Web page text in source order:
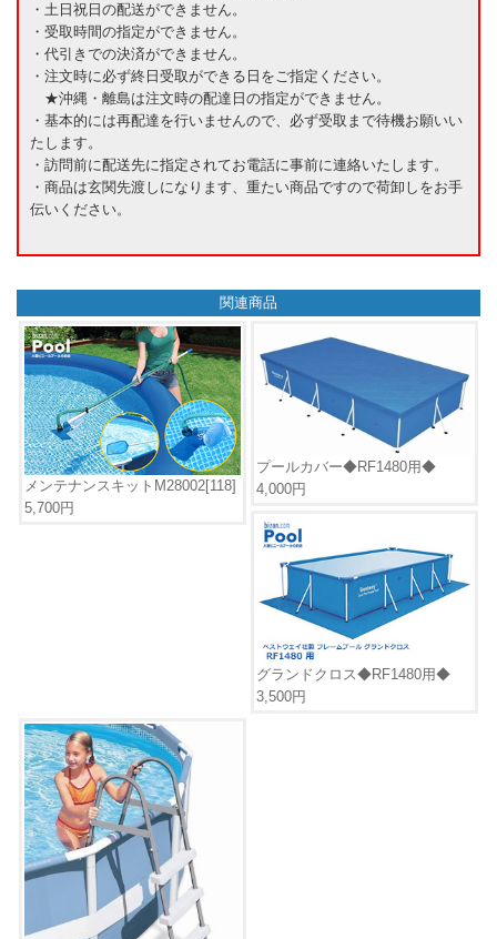
・土日祝日の配送ができません。
・受取時間の指定ができません。
・代引きでの決済ができません。
・注文時に必ず終日受取ができる日をご指定ください。
★沖縄・離島は注文時の配達日の指定ができません。
・基本的には再配達を行いませんので、必ず受取まで待機お願いい
たします。
・訪問前に配送先に指定されてお電話に事前に連絡いたします。
・商品は玄関先渡しになります、重たい商品ですので荷卸しをお手
伝いください。
関連商品
メンテナンスキットM28002[118]
5,700円
プールカバー◆RF1480用◆
4,000円
グランドクロス◆RF1480用◆
3,500円